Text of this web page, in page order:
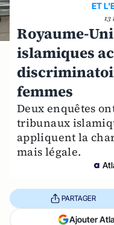
ET
Royaume-
islamiques
femmes
Deux enquêtes
tribunaux
appliquent la
mais légale.
PARTAGER
Ajouter